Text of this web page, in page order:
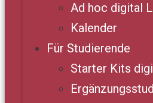
Ad hoc digital
Kalender
Für Studierende
Starter Kits